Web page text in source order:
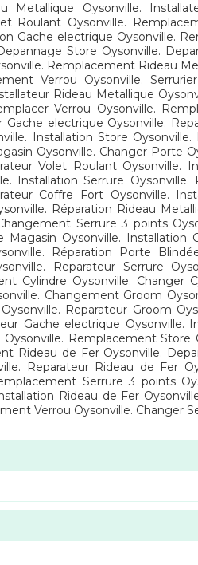
Metallique Oysonville.
Roulant Oysonville.
Gache electrique Oysonville.
Store Oysonville.
Remplacement Rideau
Verrou Oysonville.
Rideau Metallique
Verrou Oysonville.
electrique Oysonville.
Installation Store
Oysonville. Changer Porte
Volet Roulant Oysonville.
Installation Serrure
Coffre Fort Oysonville.
Réparation Rideau
Serrure 3 points
Oysonville. Installation
Réparation Porte
Reparateur Serrure
Cylindre Oysonville. Changer
Changement Groom
Reparateur Groom
Gache electrique Oysonville.
Remplacement Store
Rideau de Fer Oysonville.
Reparateur Rideau de Fer
Serrure 3 points
Rideau de Fer
Verrou Oysonville. Changer